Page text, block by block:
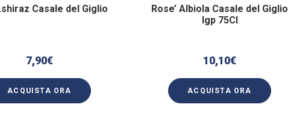
Casale del Giglio
7,90€
ACQUISTA ORA
Rose’ Albiola Casale del Giglio
Igp 75Cl
10,10€
ACQUISTA ORA